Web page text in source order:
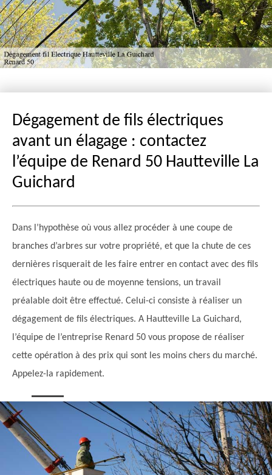
Dégagement de fils électriques
avant un élagage : contactez
l’équipe de Renard 50 Hautteville La
Guichard
Dans l’hypothèse où vous allez procéder à une coupe de
branches d’arbres sur votre propriété, et que la chute de ces
dernières risquerait de les faire entrer en contact avec des fils
électriques haute ou de moyenne tensions, un travail
préalable doit être effectué. Celui-ci consiste à réaliser un
dégagement de fils électriques. A Hautteville La Guichard,
l’équipe de l’entreprise Renard 50 vous propose de réaliser
cette opération à des prix qui sont les moins chers du marché.
Appelez-la rapidement.